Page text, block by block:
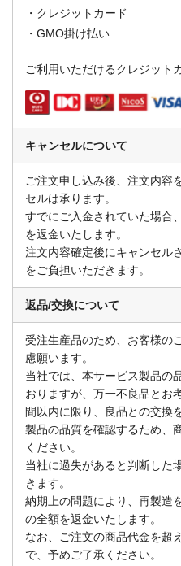
クレジットカード
GMO掛け払い
ご利用いただけるクレジット
キャンセルについて
ご注文申し込み後、注文内容
セルは承ります。
すでにご入金されていた場合
を返金いたします。
注文内容確定後にキャンセル
をご負担いただきます。
返品/交換について
受注生産品のため、お客様の
慮願います。
当社では、本サービス製品の
おりますが、万一不良品とお
間以内に限り、良品との交換
製品の品質を確認するため、
ください。
当社に過失があると判断した
きます。
納期上の問題により、再製造
の全額を返金いたします。
なお、ご注文の商品代金を超
で、予めご了承ください。